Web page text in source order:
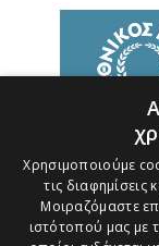
Χρησιμοποιούμε
τις διαφημίσεις
Μοιραζόμαστε
ιστότοπού μας με